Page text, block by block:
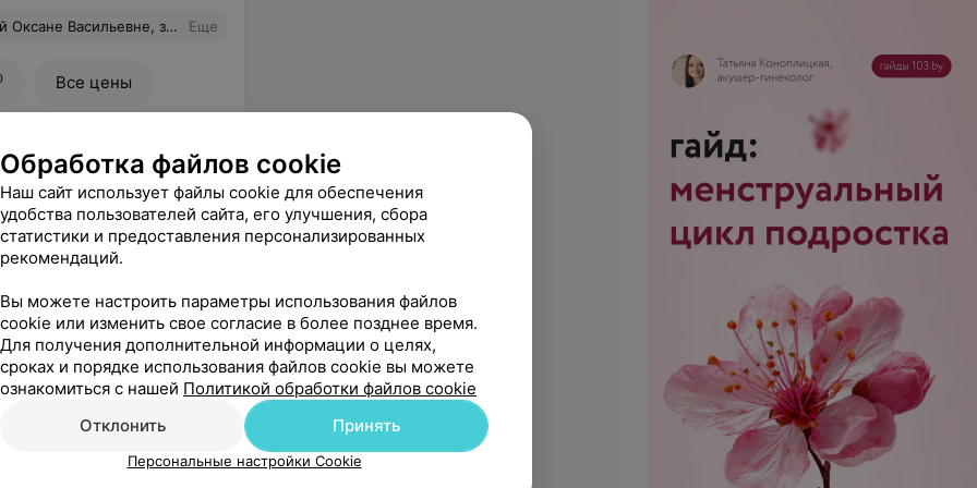
решению о госпитализации удалось спасти нашего ребёнка. Это дорого стоит. Еще
Все цены
Все цены
естественные на 6-7 сутки, платная палата - около 24 руб/сутки; комплект для к/с без чулков - где то 55 руб. Врачи и весь мед.персонал, просто великолепные, от чистого сердца, огромное им спасибо за свой профессионализм, терпение, понимание
Обработка файлов cookie
Наш сайт использует файлы cookie для обеспечения
удобства пользователей сайта, его улучшения, сбора
статистики и предоставления персонализированных
рекомендаций.
Вы можете настроить параметры использования файлов
cookie или изменить свое согласие в более позднее время.
Для получения дополнительной информации о целях,
сроках и порядке использования файлов cookie вы можете
ознакомиться с нашей Политикой обработки файлов cookie
Отклонить
Принять
Персональные настройки Cookie